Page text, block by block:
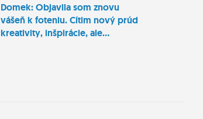
Domek: Objavila som znovu
vášeň k foteniu. Cítim nový prúd
kreativity, inšpirácie, ale...